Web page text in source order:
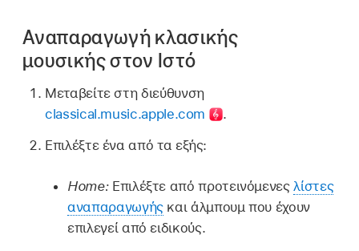
Αναπαραγωγή κλασικής
μουσικής στον Ιστό
Μεταβείτε στη διεύθυνση
classical.music.apple.com
.
Επιλέξτε ένα από τα εξής:
Home:Επιλέξτε από προτεινόμενεςλίστες
αναπαραγωγήςκαι άλμπουμ που έχουν
επιλεγεί από ειδικούς.